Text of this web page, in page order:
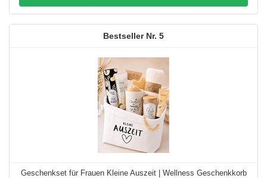
5
Geschenkset für Frauen Kleine Auszeit | Wellness Geschenkkorb